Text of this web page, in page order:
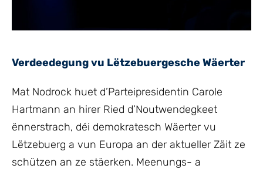
Verdeedegung vu Lëtzebuergesche Wäerter
Mat Nodrock huet d’Parteipresidentin Carole
Hartmann an hirer Ried d’Noutwendegkeet
ënnerstrach, déi demokratesch Wäerter vu
Lëtzebuerg a vun Europa an der aktueller Zäit ze
schützen an ze stäerken. Meenungs- a